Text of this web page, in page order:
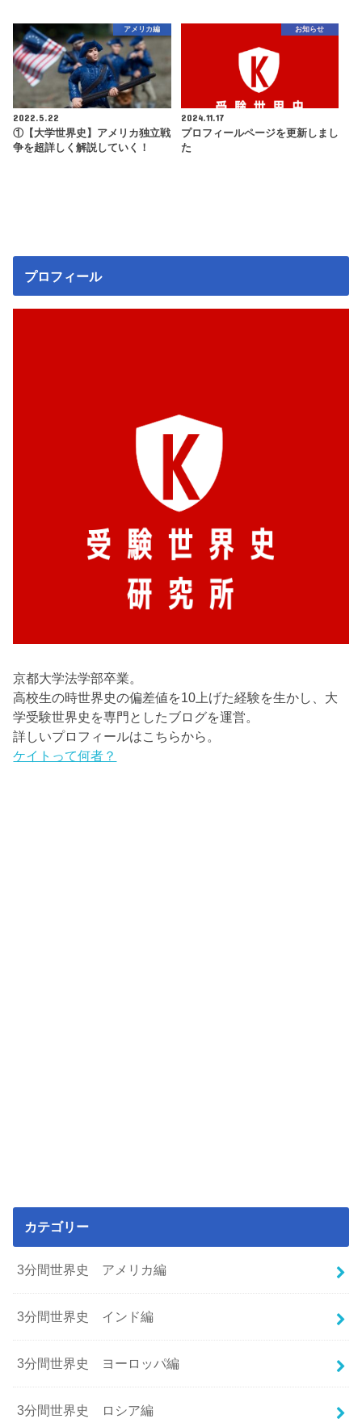
アメリカ編
2022.5.22
①【大学世界史】アメリカ独立戦
争を超詳しく解説していく！
お知らせ
2024.11.17
プロフィールページを更新しまし
た
プロフィール
京都大学法学部卒業。
高校生の時世界史の偏差値を10上げた経験を生かし、大
学受験世界史を専門としたブログを運営。
詳しいプロフィールはこちらから。
ケイトって何者？
カテゴリー
3分間世界史 アメリカ編
3分間世界史 インド編
3分間世界史 ヨーロッパ編
3分間世界史 ロシア編